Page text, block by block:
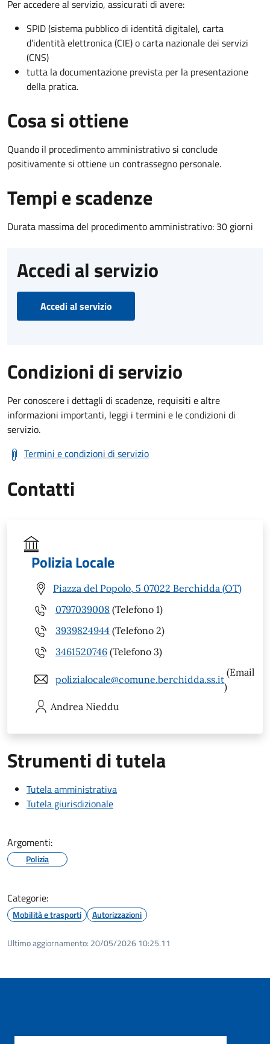
Per accedere al servizio, assicurati di avere:
SPID (sistema pubblico di identità digitale), carta
d’identità elettronica (CIE) o carta nazionale dei servizi
(CNS)
tutta la documentazione prevista per la presentazione
della pratica.
Cosa si ottiene
Quando il procedimento amministrativo si conclude
positivamente si ottiene un contrassegno personale.
Tempi e scadenze
Durata massima del procedimento amministrativo: 30 giorni
Accedi al servizio
Accedi al servizio
Condizioni di servizio
Per conoscere i dettagli di scadenze, requisiti e altre
informazioni importanti, leggi i termini e le condizioni di
servizio.
Termini e condizioni di servizio
Contatti
Polizia Locale
Piazza del Popolo, 5 07022 Berchidda (OT)
0797039008 (Telefono 1)
3939824944 (Telefono 2)
3461520746 (Telefono 3)
polizialocale@comune.berchidda.ss.it
(Email
)
Andrea Nieddu
Strumenti di tutela
Tutela amministrativa
Tutela giurisdizionale
Argomenti:
Polizia
Categorie:
Mobilità e trasporti Autorizzazioni
Ultimo aggiornamento: 20/05/2026 10:25.11